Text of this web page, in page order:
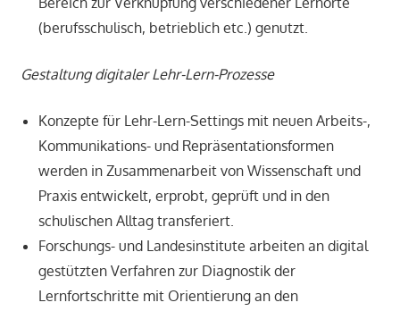
(berufsschulisch, betrieblich etc.) genutzt.
Gestaltung digitaler Lehr-Lern-Prozesse
Konzepte für Lehr-Lern-Settings mit neuen Arbeits-,
Kommunikations- und Repräsentationsformen
werden in Zusammenarbeit von Wissenschaft und
Praxis entwickelt, erprobt, geprüft und in den
schulischen Alltag transferiert.
Forschungs- und Landesinstitute arbeiten an digital
gestützten Verfahren zur Diagnostik der
Lernfortschritte mit Orientierung an den